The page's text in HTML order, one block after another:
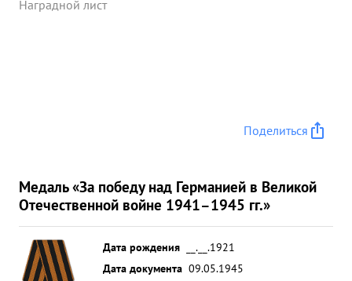
Наградной лист
Поделиться
Медаль «За победу над Германией в Великой
Отечественной войне 1941–1945 гг.»
Дата рождения
__.__.1921
Дата документа 09.05.1945